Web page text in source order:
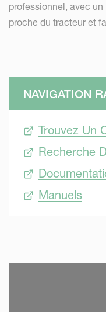
professionnel, avec
proche du tracteur et
NAVIGATION
Trouvez Un
Recherche
Manuels